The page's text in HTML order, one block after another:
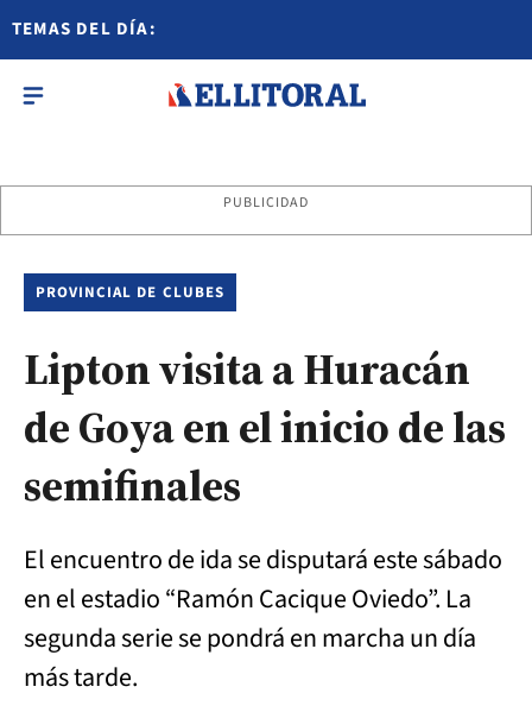
TEMAS DEL DÍA:
PUBLICIDAD
PROVINCIAL DE CLUBES
Lipton visita a Huracán
de Goya en el inicio de las
semifinales
El encuentro de ida se disputará este sábado
en el estadio “Ramón Cacique Oviedo”. La
segunda serie se pondrá en marcha un día
más tarde.